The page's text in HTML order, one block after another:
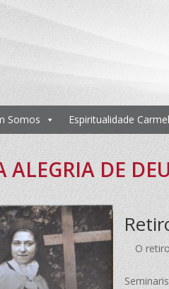
Somos Espiritualidade
ALEGRIA DE
O